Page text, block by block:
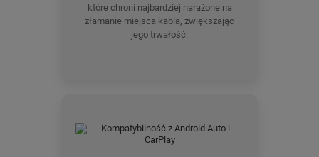
które chroni najbardziej narażone na
złamanie miejsca kabla, zwiększając
jego trwałość.